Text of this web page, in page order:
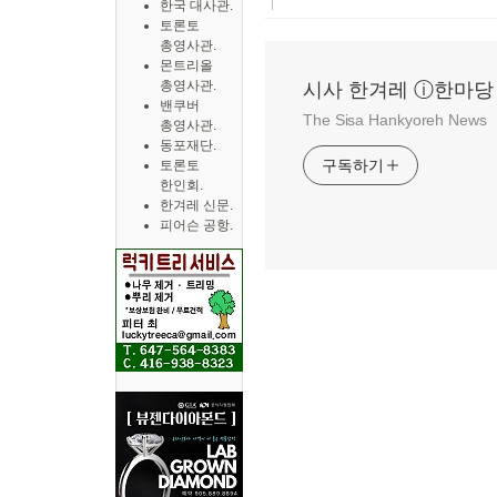
한국 대사관.
토론토
총영사관.
몬트리올
총영사관.
밴쿠버
총영사관.
동포재단.
토론토
한인회.
한겨레 신문.
피어슨 공항.
시사 한겨레 ⓘ한마당
The Sisa Hankyoreh News
구독하기